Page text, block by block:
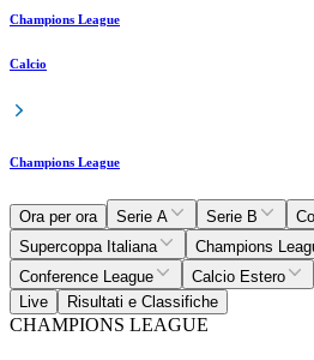
Champions League
Calcio
Champions League
Ora per ora Serie A Serie B
Supercoppa Italiana
Champions
Conference League
Calcio Estero
Live
Risultati e Classifiche
CHAMPIONS LEAGUE